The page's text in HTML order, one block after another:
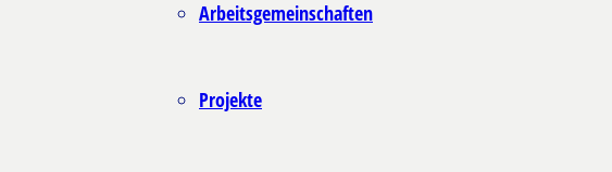
Arbeitsgemeinschaften
Projekte